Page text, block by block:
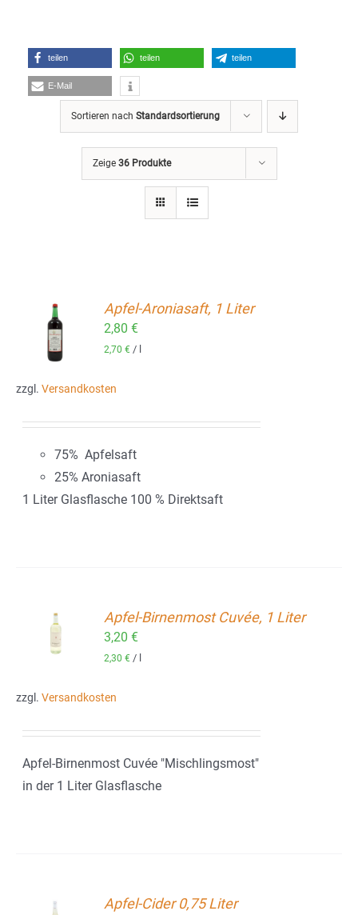
teilen teilen teilen
E-Mail
Sortieren nach Standardsortierung
Zeige 36 Produkte
Apfel-Aroniasaft, 1 Liter
2,80€
2,70€ /
zzgl. Versandkosten
75% Apfelsaft
25% Aroniasaft
1 Liter Glasflasche 100 % Direktsaft
Apfel-Birnenmost Cuvée, 1 Liter
3,20€
2,30€ /
zzgl. Versandkosten
Apfel-Birnenmost Cuvée "Mischlingsmost"
in der 1 Liter Glasflasche
Apfel-Cider 0,75 Liter